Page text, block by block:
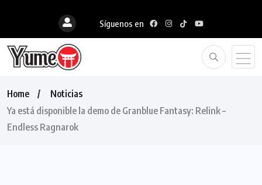
Síguenos en
Home
Noticias
Ya está disponible la demo de Granblue Fantasy: Relink –
Endless Ragnarok